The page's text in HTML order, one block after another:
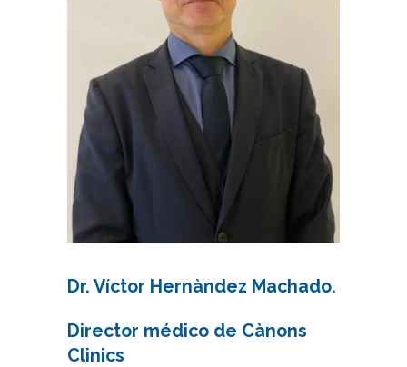
Dr. Víctor Hernàndez Machado.
Director médico de Cànons
Clinics